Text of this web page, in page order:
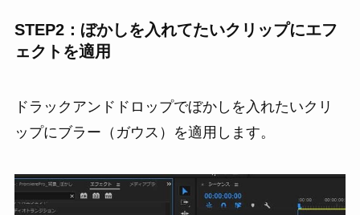
STEP2：ぼかしを入れてたいクリップにエフ
ェクトを適用
ドラックアンドドロップでぼかしを入れたいクリ
ップにブラー（ガウス）を適用します。